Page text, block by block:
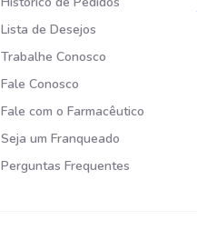
Lista de Desejos
Trabalhe Conosco
Fale Conosco
Fale com o Farmacêutico
Seja um Franqueado
Perguntas Frequentes